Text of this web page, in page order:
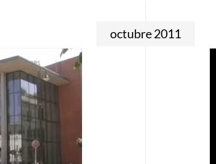
octubre 2011